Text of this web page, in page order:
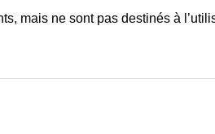
mais ne sont pas destinés à